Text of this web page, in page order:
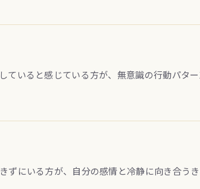
ていると感じている方が、無意識の行動パタ
ずにいる方が、自分の感情と冷静に向き合う